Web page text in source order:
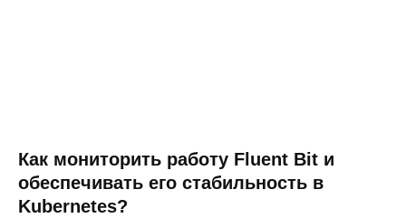
Как мониторить работу Fluent Bit и
обеспечивать его стабильность в
Kubernetes?